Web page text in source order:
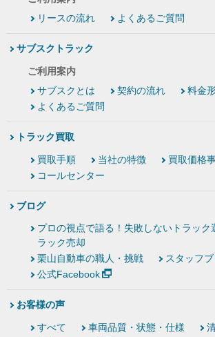
リースの流れ
よくあるご質問
サブスクトラック
ご利用案内
サブスクとは
契約の流れ
料金
よくあるご質問
トラック買取
買取手順 当社の特徴
買取価格
コールセンター
ブログ
プロの視点で語る！失敗しないトラック
ラック売却
栗山自動車の職人・挑戦
スタッフ
公式Facebook
お客様の声
すべて 車両品質・状態・仕様